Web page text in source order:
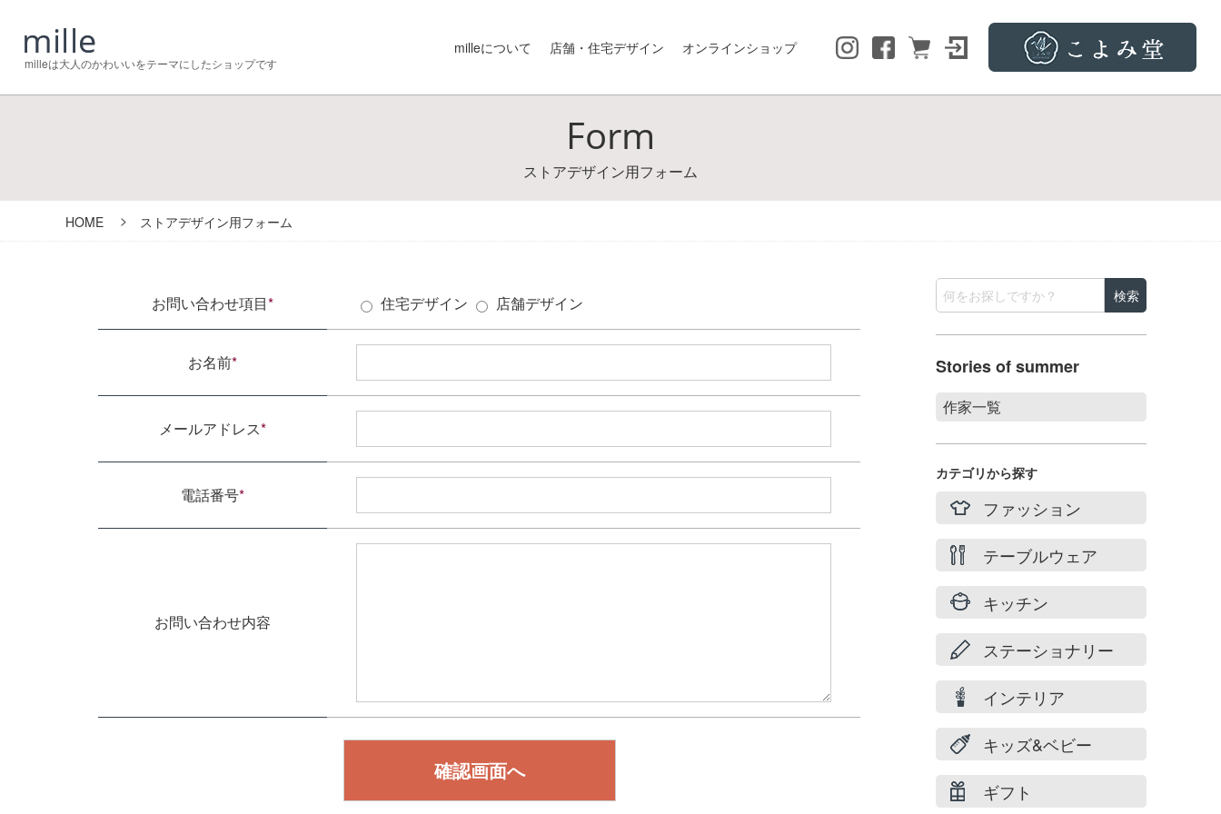
milleは大人のかわいいをテーマにしたショップです
milleについて 店舗・住宅デザイン オンラインショップ
Form
ストアデザイン用フォーム
HOME ストアデザイン用フォーム
お問い合わせ項目* 住宅デザイン 店舗デザイン
お名前*
メールアドレス*
電話番号*
お問い合わせ内容
Stories of summer
作家一覧
Stories of summer
filicafilica
maison du suzume
村井 陽子
カテゴリから探す
ファッション
テーブルウェア
キッチン
ステーショナリー
インテリア
キッズ&ベビー
ギフト